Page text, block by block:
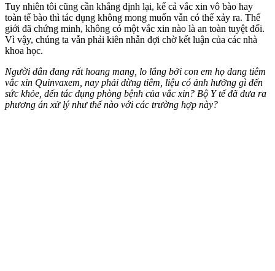
Tuy nhiên tôi cũng cần khẳng định lại, kể cả vắc xin vô bào hay
toàn tế bào thì tác dụng không mong muốn vẫn có thể xảy ra. Thế
giới đã chứng minh, không có một vắc xin nào là an toàn tuyệt đối.
Vì vậy, chúng ta vẫn phải kiên nhẫn đợi chờ kết luận của các nhà
khoa học.
Người dân đang rất hoang mang, lo lắng bởi con em họ đang tiêm
vắc xin Quinvaxem, nay phải dừng tiêm, liệu có ảnh hưởng gì đến
sức khỏe, đến tác dụng phòng bệnh của vắc xin? Bộ Y tế đã đưa ra
phương án xử lý như thế nào với các trường hợp này?